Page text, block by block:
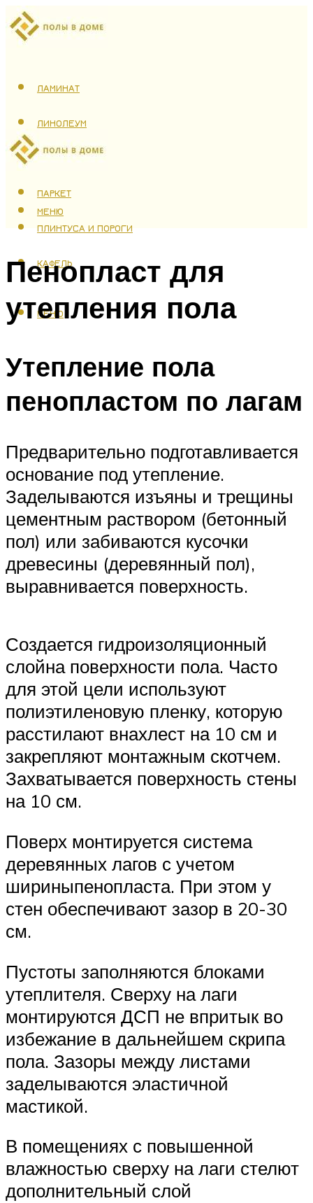
ЛАМИНАТ
ЛИНОЛЕУМ
ТЕПЛЫЙ ПОЛ
ПАРКЕТ
ПЛИНТУСА И ПОРОГИ
КАФЕЛЬ
МЕНЮ
МЕНЮ
Пенопласт для
утепления пола
Утепление пола
пенопластом по лагам
Предварительно подготавливается
основание под утепление.
Заделываются изъяны и трещины
цементным раствором (бетонный
пол) или забиваются кусочки
древесины (деревянный пол),
выравнивается поверхность.
Создается гидроизоляционный
слойна поверхности пола. Часто
для этой цели используют
полиэтиленовую пленку, которую
расстилают внахлест на 10 см и
закрепляют монтажным скотчем.
Захватывается поверхность стены
на 10 см.
Поверх монтируется система
деревянных лагов с учетом
шириныпенопласта. При этом у
стен обеспечивают зазор в 20-30
см.
Пустоты заполняются блоками
утеплителя. Сверху на лаги
монтируются ДСП не впритык во
избежание в дальнейшем скрипа
пола. Зазоры между листами
заделываются эластичной
мастикой.
В помещениях с повышенной
влажностью сверху на лаги стелют
дополнительный слой